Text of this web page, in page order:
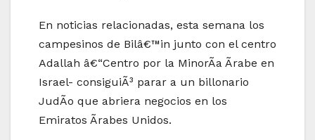
En noticias relacionadas, esta semana los
campesinos de Bilâ€™in junto con el centro
Adallah â€“Centro por la MinorÃ­a Ãrabe en
Israel- consiguiÃ³ parar a un billonario
JudÃ­o que abriera negocios en los
Emiratos Ãrabes Unidos.